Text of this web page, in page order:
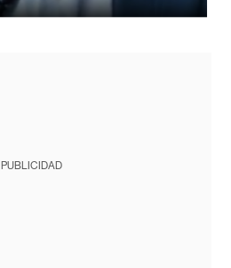
PUBLICIDAD